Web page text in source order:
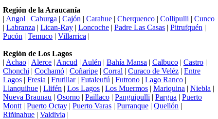
Región de la Araucanía
| Angol | Caburga | Cajón | Carahue | Cherquenco | Collipulli | Cunco
| Labranza | Lican-Ray | Loncoche | Padre Las Casas | Pitrufquén |
Pucón | Temuco | Villarrica |
Región de Los Lagos
| Achao | Alerce | Ancud | Aulén | Bahía Mansa | Calbuco | Castro |
Chonchi | Cochamó | Coñaripe | Corral | Curaco de Veléz | Entre
Lagos | Fresia | Frutillar| Futaleufú | Futrono | Lago Ranco |
Llanquihue | Llifén | Los Lagos | Los Muermos | Mariquina | Niebla |
Nueva Braunau | Osorno | Paillaco | Panguipulli | Pargua | Puerto
Montt | Puerto Octay | Puerto Varas | Purranque | Quellón |
Riñinahue | Valdivia |